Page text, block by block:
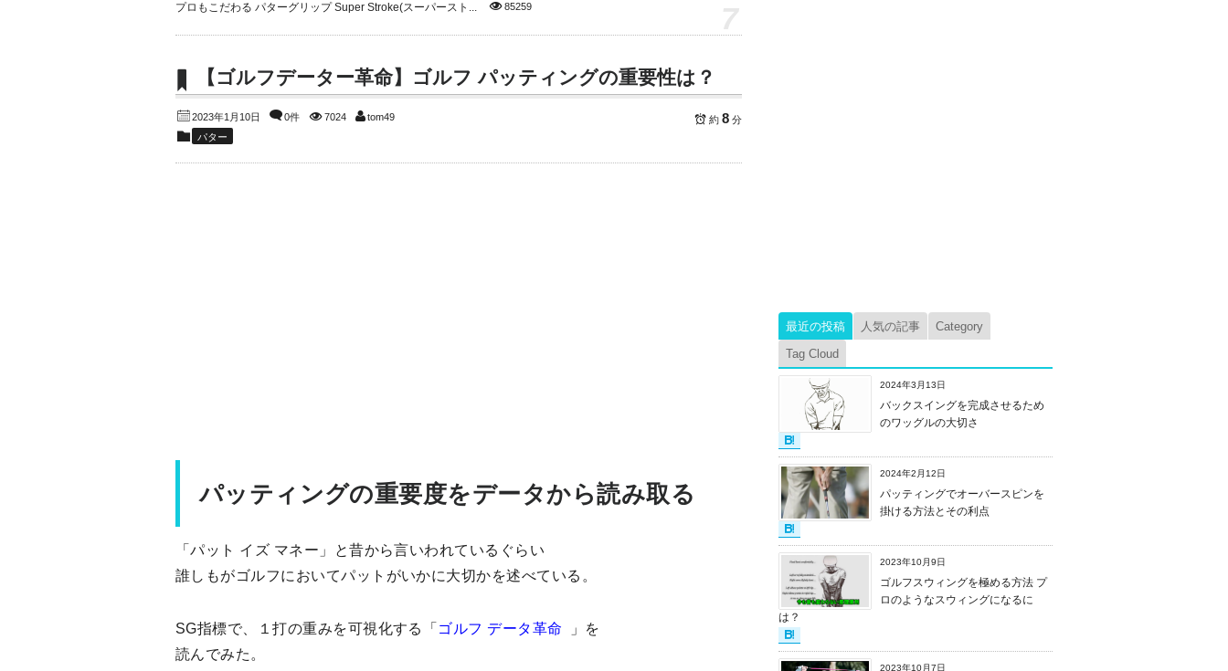
プロもこだわる パターグリップ Super Stroke(スーパースト... 85259
【ゴルフデーター革命】ゴルフ パッティングの重要性は？
2023年1月10日 0件 7024 tom49 約 8 分
パター
パッティングの重要度をデータから読み取る
「パット イズ マネー」と昔から言いわれているぐらい
誰しもがゴルフにおいてパットがいかに大切かを述べている。
SG指標で、１打の重みを可視化する「 ゴルフ データ革命
」を
読んでみた。
最近の投稿 人気の記事
Category
Tag Cloud
2024年3月13日
バックスイングを完成させるため
のワッグルの大切さ
2024年2月12日
パッティングでオーバースピンを
掛ける方法とその利点
2023年10月9日
ゴルフスウィングを極める方法 プ
ロのようなスウィングになるに
は？
2023年10月7日